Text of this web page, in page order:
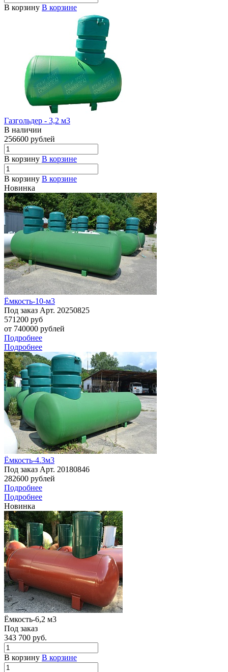
В корзину В корзине
Газгольдер - 3,2 м3
В наличии
256600 рублей
В корзину В корзине
В корзину В корзине
Новинка
Ёмкость-10-м3
Под заказ Арт. 20250825
571200 руб
от 740000 рублей
Подробнее
Подробнее
Ёмкость-4.3м3
Под заказ Арт. 20180846
282600 рублей
Подробнее
Подробнее
Новинка
Ёмкость-6,2 м3
Под заказ
343 700 руб.
В корзину В корзине